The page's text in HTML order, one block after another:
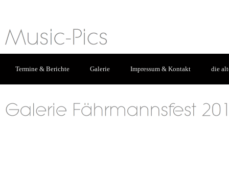
Termine & Berichte Galerie Impressum & Kontakt die